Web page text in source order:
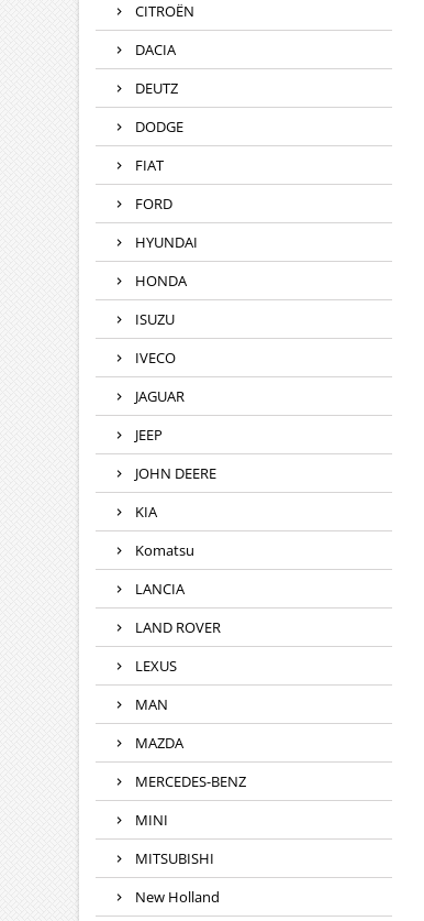
CITROËN
DACIA
DEUTZ
DODGE
FIAT
FORD
HYUNDAI
HONDA
ISUZU
IVECO
JAGUAR
JEEP
JOHN DEERE
KIA
Komatsu
LANCIA
LAND ROVER
LEXUS
MAN
MAZDA
MERCEDES-BENZ
MINI
MITSUBISHI
New Holland